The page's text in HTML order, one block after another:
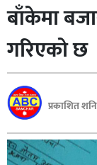
कुटनीती
अर्थ
रसरङ्ग
यौन/
स्वास्थ्य
भिडियो
बाँकेमा
गरिएको छ
प्रकाशित